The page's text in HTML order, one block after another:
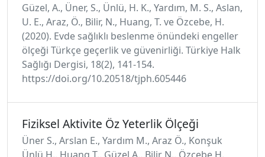
Güzel, A., Üner, S., Ünlü, H. K., Yardım, M. S., Aslan,
U. E., Araz, Ö., Bilir, N., Huang, T. ve Özcebe, H.
(2020). Evde sağlıklı beslenme önündeki engeller
ölçeği Türkçe geçerlik ve güvenirliği. Türkiye Halk
Sağlığı Dergisi, 18(2), 141-154.
https://doi.org/10.20518/tjph.605446
Fiziksel Aktivite Öz Yeterlik Ölçeği
Üner S., Arslan E., Yardım M., Araz Ö., Konşuk